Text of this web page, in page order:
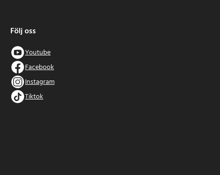
Följ oss
Youtube
Facebook
Instagram
Tiktok